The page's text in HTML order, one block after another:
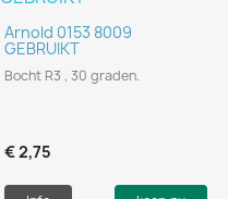
Arnold 0153 8009
GEBRUIKT
Bocht R3 , 30 graden.
€ 2,75